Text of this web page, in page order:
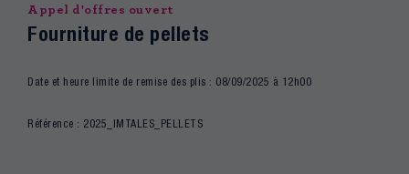
Appel d'offres ouvert
Fourniture de pellets
Date et heure limite de remise des plis : 08/09/2025 à 12h00
Référence : 2025_IMTALES_PELLETS